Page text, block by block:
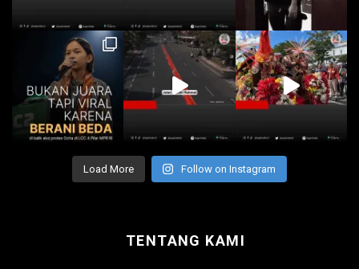
Load More Follow on Instagram
TENTANG KAMI